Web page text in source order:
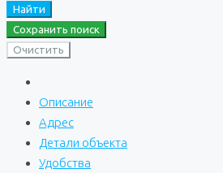
Найти
Сохранить поиск
Очистить
Описание
Адрес
Детали объекта
Удобства